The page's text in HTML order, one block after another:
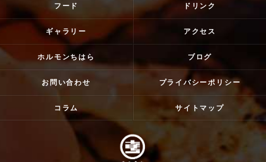
フード ドリンク
ギャラリー アクセス
ホルモンちはら ブログ
お問い合わせ プライバシーポリシー
コラム サイトマップ